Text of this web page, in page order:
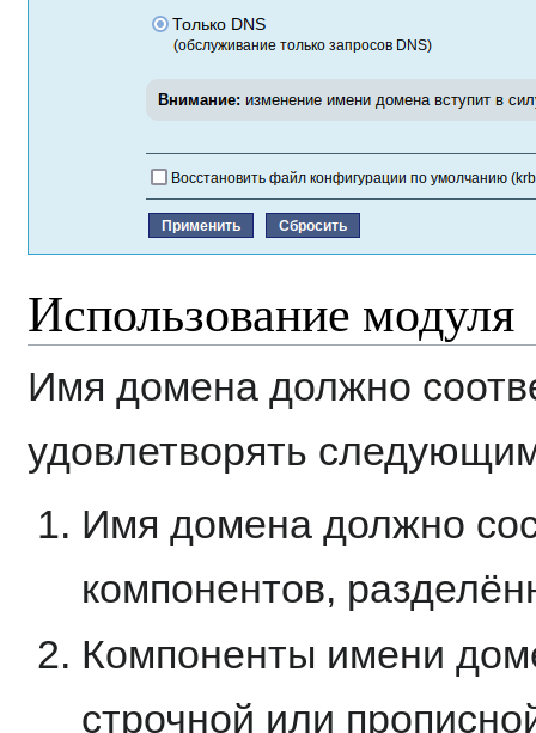
Использование модуля
Имя домена должно
удовлетворять
Имя домена должно
компонентов,
Компоненты имени
строчной или